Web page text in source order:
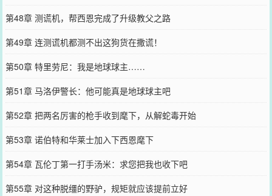
第48章 测谎机，帮西恩完成了升级教父之路
第49章 连测谎机都测不出这狗货在撒谎！
第50章 特里劳尼：我是地球球主……
第51章 马洛伊警长：他可能真是地球球主吧
第52章 把两名厉害的枪手收到麾下，从解蛇毒开始
第53章 诺伯特和华莱士加入下西恩麾下
第54章 瓦伦丁第一打手汤米：求您把我也收下吧
第55章 对这种脱缰的野驴，规矩就应该提前立好